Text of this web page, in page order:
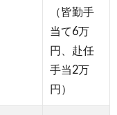
（皆勤手
当て6万
円、赴任
手当2万
円）